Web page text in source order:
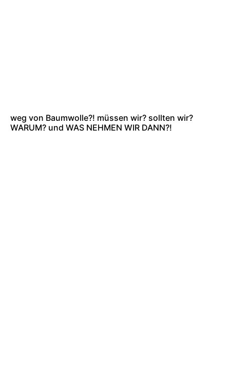
weg von Baumwolle?! müssen wir? sollten wir?
WARUM? und WAS NEHMEN WIR DANN?!